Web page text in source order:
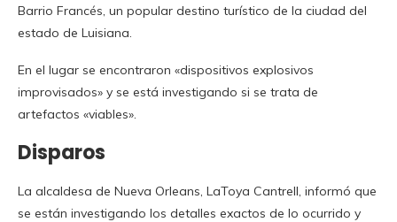
Barrio Francés, un popular destino turístico de la ciudad del
estado de Luisiana.
En el lugar se encontraron «dispositivos explosivos
improvisados» y se está investigando si se trata de
artefactos «viables».
Disparos
La alcaldesa de Nueva Orleans, LaToya Cantrell, informó que
se están investigando los detalles exactos de lo ocurrido y